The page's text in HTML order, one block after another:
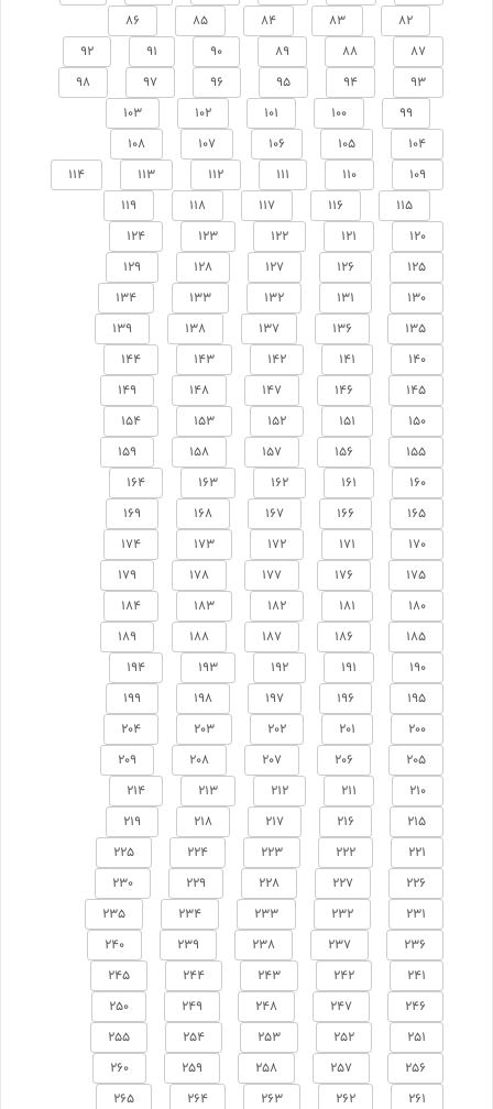
82
83
84
85
86
87
88
89
90
91
92
93
94
95
96
97
98
99
100
101
102
103
104
105
106
107
108
109
110
111
112
113
114
115
116
117
118
119
120
121
122
123
124
125
126
127
128
129
130
131
132
133
134
135
136
137
138
139
140
141
142
143
144
145
146
147
148
149
150
151
152
153
154
155
156
157
158
159
160
161
162
163
164
165
166
167
168
169
170
171
172
173
174
175
176
177
178
179
180
181
182
183
184
185
186
187
188
189
190
191
192
193
194
195
196
197
198
199
200
201
202
203
204
205
206
207
208
209
210
211
212
213
214
215
216
217
218
219
221
222
223
224
225
226
227
228
229
230
231
232
233
234
235
236
237
238
239
240
241
242
243
244
245
246
247
248
249
250
251
252
253
254
255
256
257
258
259
260
261
262
263
264
265